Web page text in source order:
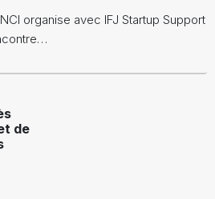
organise avec IFJ Startup Support
de